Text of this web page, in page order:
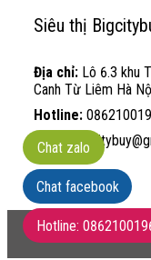
Chat zalo
Chat facebook
Hotline:
Siêu thị
Email:
Địa chỉ: Lô 6.3 khu
Canh Từ Liêm Hà
Hotline: